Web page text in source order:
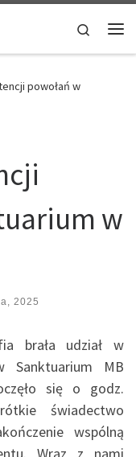
Search
powołań w
w
2025
brała udział w
Sanktuarium MB
się o godz.
świadectwo
wspólną
Wraz z nami